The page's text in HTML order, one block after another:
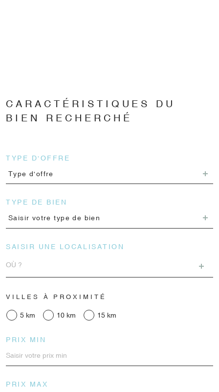
CARACTÉRISTIQUES DU
BIEN RECHERCHÉ
TYPE D'OFFRE
Type d'offre
TYPE DE BIEN
Saisir votre type de bien
SAISIR UNE LOCALISATION
VILLES À PROXIMITÉ
5 km 10 km 15 km
PRIX MIN
PRIX MAX